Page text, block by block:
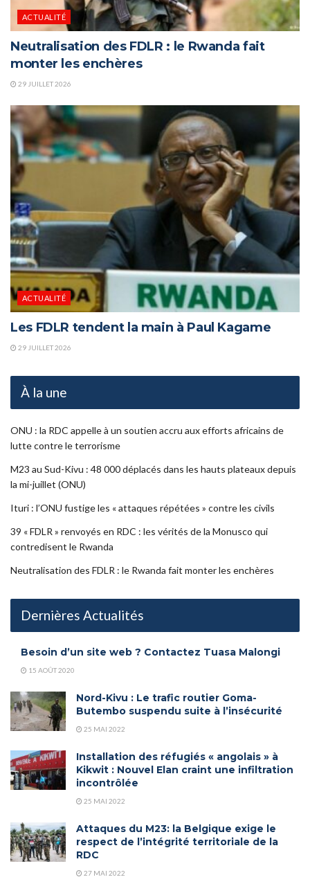
ACTUALITÉ
Neutralisation des FDLR : le Rwanda fait
monter les enchères
29 JUILLET 2026
ACTUALITÉ
Les FDLR tendent la main à Paul Kagame
29 JUILLET 2026
À la une
ONU : la RDC appelle à un soutien accru aux efforts africains de
lutte contre le terrorisme
M23 au Sud-Kivu : 48 000 déplacés dans les hauts plateaux depuis
la mi-juillet (ONU)
Ituri : l’ONU fustige les « attaques répétées » contre les civils
39 « FDLR » renvoyés en RDC : les vérités de la Monusco qui
contredisent le Rwanda
Neutralisation des FDLR : le Rwanda fait monter les enchères
Dernières Actualités
Besoin d’un site web ? Contactez Tuasa Malongi
15 AOÛT 2020
Nord-Kivu : Le trafic routier Goma-
Butembo suspendu suite à l’insécurité
25 MAI 2022
Installation des réfugiés « angolais » à
Kikwit : Nouvel Elan craint une infiltration
incontrôlée
25 MAI 2022
Attaques du M23: la Belgique exige le
respect de l’intégrité territoriale de la
RDC
27 MAI 2022